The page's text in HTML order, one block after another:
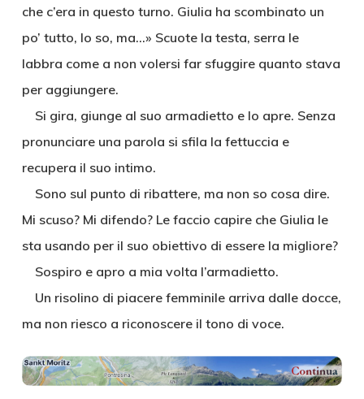
che c’era in questo turno. Giulia ha scombinato un
po’ tutto, lo so, ma…» Scuote la testa, serra le
labbra come a non volersi far sfuggire quanto stava
per aggiungere.
Si gira, giunge al suo armadietto e lo apre. Senza
pronunciare una parola si sfila la fettuccia e
recupera il suo intimo.
Sono sul punto di ribattere, ma non so cosa dire.
Mi scuso? Mi difendo? Le faccio capire che Giulia le
sta usando per il suo obiettivo di essere la migliore?
Sospiro e apro a mia volta l’armadietto.
Un risolino di piacere femminile arriva dalle docce,
ma non riesco a riconoscere il tono di voce.